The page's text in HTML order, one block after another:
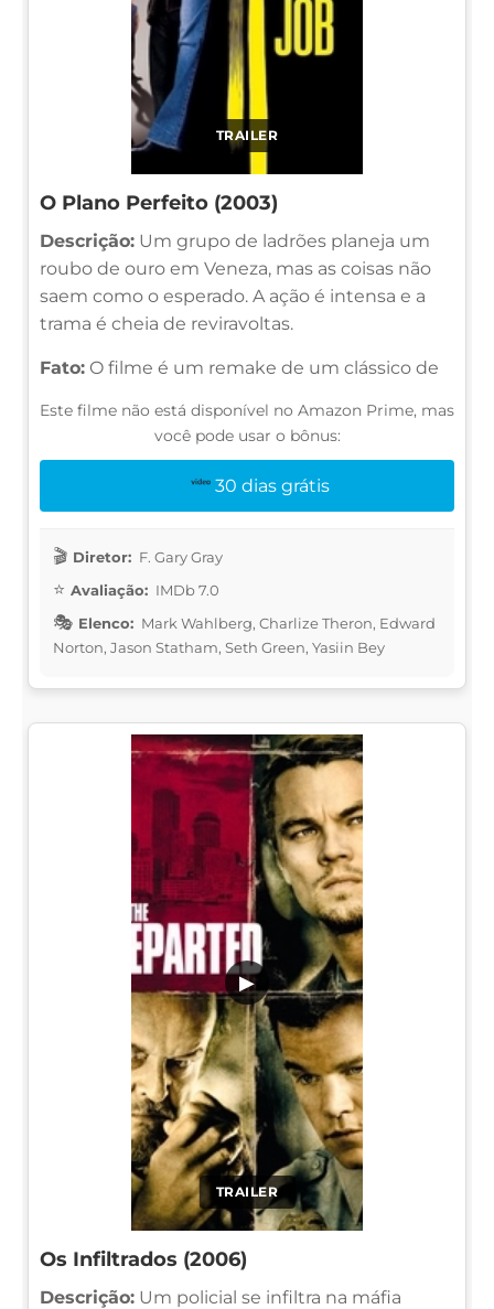
TRAILER
O Plano Perfeito (2003)
Descrição: Um grupo de ladrões planeja um
roubo de ouro em Veneza, mas as coisas não
saem como o esperado. A ação é intensa e a
trama é cheia de reviravoltas.
Fato: O filme é um remake de um clássico de
Este filme não está disponível no Amazon Prime, mas
você pode usar o bônus:
30 dias grátis
Diretor: F. Gary Gray
Avaliação: IMDb 7.0
Elenco: Mark Wahlberg, Charlize Theron, Edward
Norton, Jason Statham, Seth Green, Yasiin Bey
TRAILER
▶
Os Infiltrados (2006)
Descrição: Um policial se infiltra na máfia